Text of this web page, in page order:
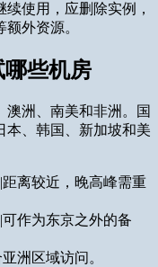
使用，应删除实例，
外资源。
些机房
澳洲、南美和非洲。国
本、韩国、新加坡和美
离较近，晚高峰需重
作为东京之外的备
洲区域访问。